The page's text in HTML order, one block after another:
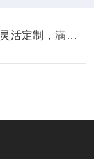
卧式电液伺服拉力试验机——灵活定制，满足您的大载荷长行程测试需求